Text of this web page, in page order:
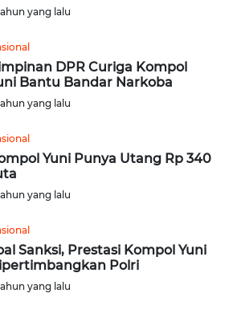
yang lalu
DPR Curiga Kompol
Bantu Bandar Narkoba
yang lalu
Yuni Punya Utang Rp 340
yang lalu
Sanksi, Prestasi Kompol Yuni
Polri
yang lalu